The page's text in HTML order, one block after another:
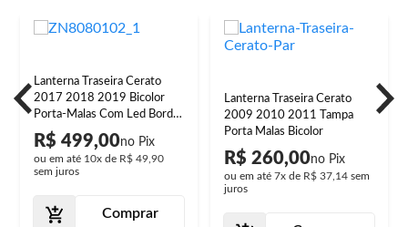
Lanterna Traseira Cerato
2017 2018 2019 Bicolor
Porta-Malas Com Led Borda
Fumê
R$ 499,00
ou em até 10x de R$ 49,90
sem juros
Comprar
Lanterna Traseira Cerato
2009 2010 2011 Tampa
Porta Malas Bicolor
R$ 260,00
ou em até 7x de R$ 37,14 sem
juros